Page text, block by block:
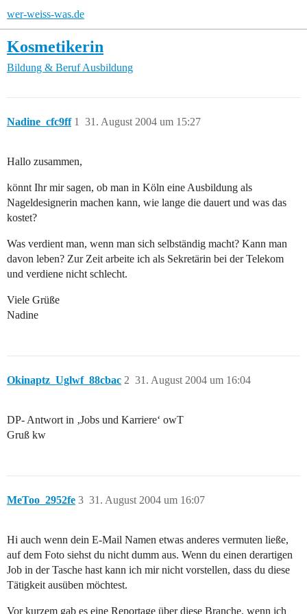
wer-weiss-was.de
Kosmetikerin
Bildung & Beruf Ausbildung
Nadine_cfc9ff 31. August 2004 um 15:27
1
Hallo zusammen,
könnt Ihr mir sagen, ob man in Köln eine Ausbildung als
Nageldesignerin machen kann, wie lange die dauert und was das
kostet?
Was verdient man, wenn man sich selbständig macht? Kann man
davon leben? Zur Zeit arbeite ich als Sekretärin bei der Telekom
und verdiene nicht schlecht.
Viele Grüße
Nadine
Okinaptz_Uglwf_88cbac 31. August 2004 um 16:04
2
DP- Antwort in ‚Jobs und Karriere‘ owT
Gruß kw
MeToo_2952fe 31. August 2004 um 16:07
3
Hi auch wenn dein E-Mail Namen etwas anderes vermuten ließe,
auf dem Foto siehst du nicht dumm aus. Wenn du einen derartigen
Job in der Tasche hast kann ich mir nicht vorstellen, dass du diese
Tätigkeit ausüben möchtest.
Vor kurzem gab es eine Reportage über diese Branche, wenn ich